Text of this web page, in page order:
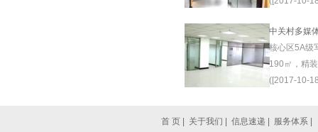
中关村多媒
核心区5A级
190㎡，精
([2017-10-
首 页 关于我们 信息速递 服务体系